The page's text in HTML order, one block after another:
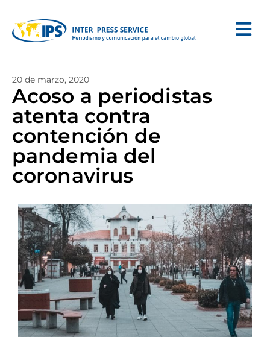
20 de marzo, 2020
Acoso a periodistas
atenta contra
contención de
pandemia del
coronavirus